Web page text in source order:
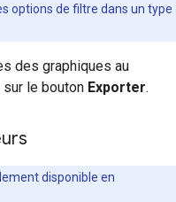
options de filtre dans un type
des graphiques au
sur le bouton Exporter.
disponible en